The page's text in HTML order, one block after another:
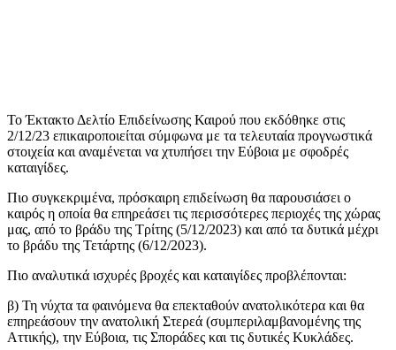
Το Έκτακτο Δελτίο Επιδείνωσης Καιρού που εκδόθηκε στις
2/12/23 επικαιροποιείται σύμφωνα με τα τελευταία προγνωστικά
στοιχεία και αναμένεται να χτυπήσει την Εύβοια με σφοδρές
καταιγίδες.
Πιο συγκεκριμένα, πρόσκαιρη επιδείνωση θα παρουσιάσει ο
καιρός η οποία θα επηρεάσει τις περισσότερες περιοχές της χώρας
μας, από το βράδυ της Τρίτης (5/12/2023) και από τα δυτικά μέχρι
το βράδυ της Τετάρτης (6/12/2023).
Πιο αναλυτικά ισχυρές βροχές και καταιγίδες προβλέπονται:
β) Τη νύχτα τα φαινόμενα θα επεκταθούν ανατολικότερα και θα
επηρεάσουν την ανατολική Στερεά (συμπεριλαμβανομένης της
Αττικής), την Εύβοια, τις Σποράδες και τις δυτικές Κυκλάδες.